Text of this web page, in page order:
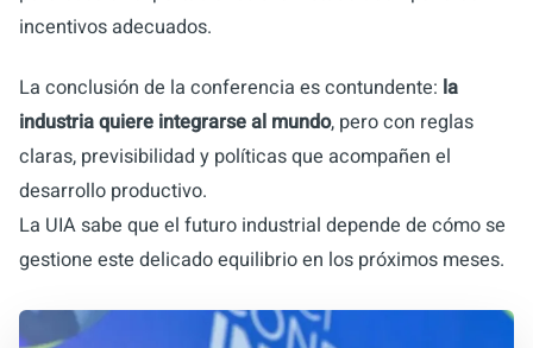
incentivos adecuados.
La conclusión de la conferencia es contundente: la
industria quiere integrarse al mundo, pero con reglas
claras, previsibilidad y políticas que acompañen el
desarrollo productivo.
La UIA sabe que el futuro industrial depende de cómo se
gestione este delicado equilibrio en los próximos meses.